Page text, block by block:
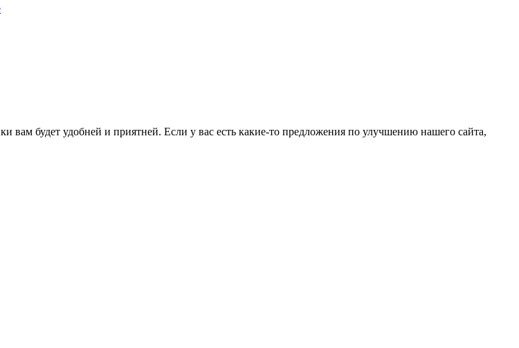
вам будет удобней и приятней. Если у вас есть какие-то предложения по улучшению нашего сайта,